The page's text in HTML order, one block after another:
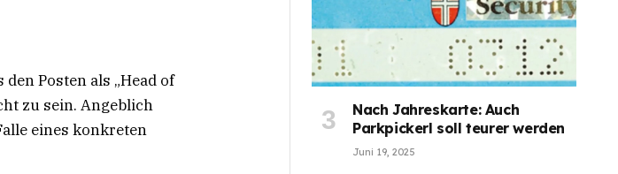
Posten als „Head of
zu sein. Angeblich
eines konkreten
Nach Jahreskarte: Auch
Parkpickerl soll teurer werden
Juni 19, 2025